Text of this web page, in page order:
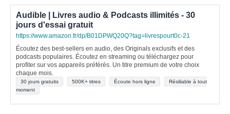
Audible | Livres audio & Podcasts illimités - 30
jours d'essai gratuit
https://www.amazon.fr/dp/B01DPWQ20Q?tag=livrespourt0c-21
Écoutez des best-sellers en audio, des Originals exclusifs et des
podcasts populaires. Écoutez en streaming ou téléchargez pour
profiter sur vos appareils préférés. Un titre premium de votre choix
chaque mois.
30 jours gratuits 500K+ titres Écoute hors ligne
Résiliable à tout
moment